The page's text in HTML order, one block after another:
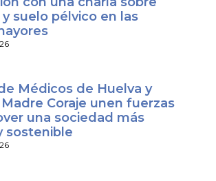
suelo pélvico en las
Médicos de Huelva y
Coraje unen fuerzas
una sociedad más
sostenible